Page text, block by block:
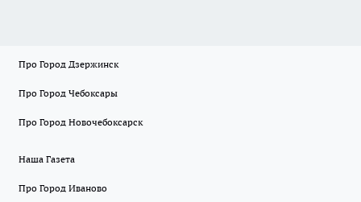
Про Город Дзержинск
Про Город Чебоксары
Про Город Новочебоксарск
Наша Газета
Про Город Иваново